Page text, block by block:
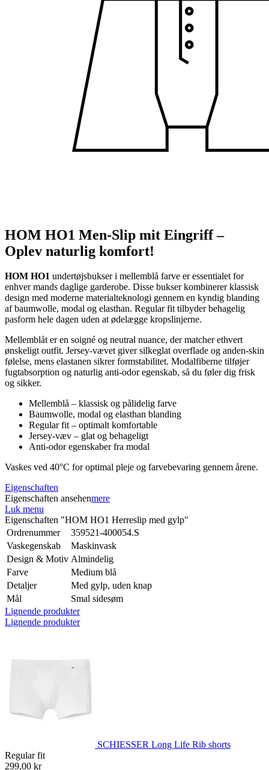
HOM HO1 Men-Slip mit Eingriff –
Oplev naturlig komfort!
HOM HO1 undertøjsbukser i mellemblå farve er essentialet for
enhver mands daglige garderobe. Disse bukser kombinerer klassisk
design med moderne materialteknologi gennem en kyndig blanding
af baumwolle, modal og elasthan. Regular fit tilbyder behagelig
pasform hele dagen uden at ødelægge kropslinjerne.
Mellemblåt er en soigné og neutral nuance, der matcher ethvert
ønskeligt outfit. Jersey-vævet giver silkeglat overflade og anden-skin
følelse, mens elastanen sikrer formstabilitet. Modalfiberne tilføjer
fugtabsorption og naturlig anti-odor egenskab, så du føler dig frisk
og sikker.
Mellemblå – klassisk og pålidelig farve
Baumwolle, modal og elasthan blanding
Regular fit – optimalt komfortable
Jersey-væv – glat og behageligt
Anti-odor egenskaber fra modal
Vaskes ved 40°C for optimal pleje og farvebevaring gennem årene.
Eigenschaften
Eigenschaften ansehenmere
Luk menu
Eigenschaften "HOM HO1 Herreslip med gylp"
Ordrenummer
359521-400054.S
Vaskegenskab
Maskinvask
Design & Motiv Almindelig
Farve
Medium blå
Detaljer
Med gylp, uden knap
Mål
Smal sidesøm
Lignende produkter
Lignende produkter
SCHIESSER Long Life Rib shorts
Regular fit
299,00 kr